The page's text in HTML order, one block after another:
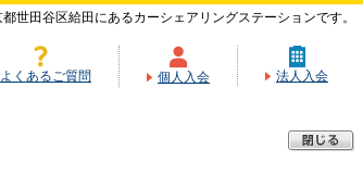
世田谷区給田にあるカーシェアリングステーションです。
よくあるご質問 個人入会 法人入会